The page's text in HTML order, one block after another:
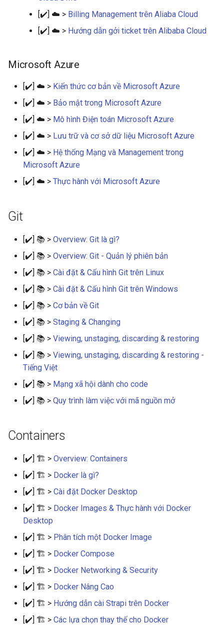
[✔️] ☁️ > Billing Management trên Aliaba Cloud
[✔️] ☁️ > Hướng dẫn gởi ticket trên Alibaba Cloud
Microsoft Azure
[✔️] ☁️ > Kiến thức cơ bản về Microsoft Azure
[✔️] ☁️ > Bảo mật trong Microsoft Azure
[✔️] ☁️ > Mô hình Điện toán Microsoft Azure
[✔️] ☁️ > Lưu trữ và cơ sở dữ liệu Microsoft Azure
[✔️] ☁️ > Hệ thống Mạng và Management trong
Microsoft Azure
[✔️] ☁️ > Thực hành với Microsoft Azure
Git
[✔️] 📚 > Overview: Git là gì?
[✔️] 📚 > Overview: Git - Quản lý phiên bản
[✔️] 📚 > Cài đặt & Cấu hình Git trên Linux
[✔️] 📚 > Cài đặt & Cấu hình Git trên Windows
[✔️] 📚 > Cơ bản về Git
[✔️] 📚 > Staging & Changing
[✔️] 📚 > Viewing, unstaging, discarding & restoring
[✔️] 📚 > Viewing, unstaging, discarding & restoring -
Tiếng Việt
[✔️] 📚 > Mạng xã hội dành cho code
[✔️] 📚 > Quy trình làm việc với mã nguồn mở
Containers
[✔️] 🏗️ > Overview: Containers
[✔️] 🏗️ > Docker là gì?
[✔️] 🏗️ > Cài đặt Docker Desktop
[✔️] 🏗️ > Docker Images & Thực hành với Docker
Desktop
[✔️] 🏗️ > Phân tích một Docker Image
[✔️] 🏗️ > Docker Compose
[✔️] 🏗️ > Docker Networking & Security
[✔️] 🏗️ > Docker Nâng Cao
[✔️] 🏗️ > Hướng dẫn cài Strapi trên Docker
[✔️] 🏗️ > Các lựa chọn thay thế cho Docker